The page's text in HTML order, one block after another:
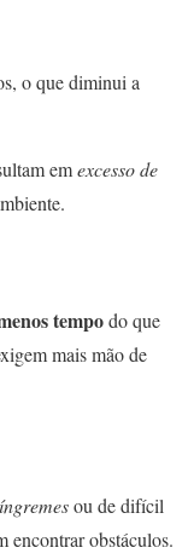
o que diminui a
emexcesso de
tempodo que
mais mão de
ou de difícil
encontrar obstáculos.